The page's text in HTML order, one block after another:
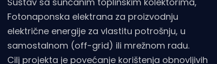
Fotonaponska elektrana za proizvodnju
električne energije za vlastitu potrošnju, u
samostalnom (off-grid) ili mrežnom radu.
Cilj projekta je povećanje korištenja obnovljivih